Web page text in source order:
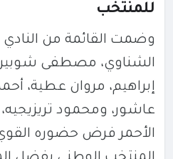
للمنتخب
وضمت القائمة من
الشناوي، مصطفى
إبراهيم، مروان عطية،
عاشور، ومحمود
الأحمر فرض حضوره